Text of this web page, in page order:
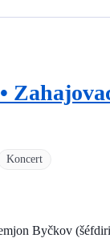
Koncert
Byčkov